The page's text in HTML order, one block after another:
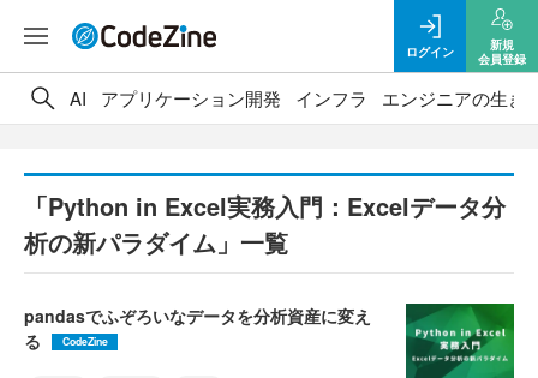
ログイン
新規
会員登録
AI アプリケーション開発 インフラ エンジニアの生き
「Python in Excel実務入門：Excelデータ分
析の新パラダイム」一覧
pandasでふぞろいなデータを分析資産に変え
る
CodeZine